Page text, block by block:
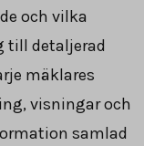
och vilka
till detaljerad
mäklares
visningar och
samlad